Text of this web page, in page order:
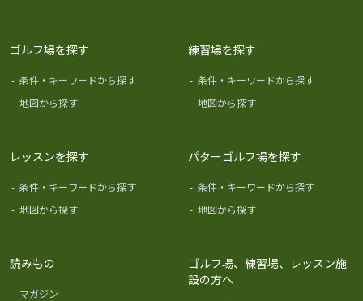
ゴルフ場を探す
- 条件・キーワードから探す
- 地図から探す
練習場を探す
- 条件・キーワードから探す
- 地図から探す
レッスンを探す
- 条件・キーワードから探す
- 地図から探す
パターゴルフ場を探す
- 条件・キーワードから探す
- 地図から探す
読みもの
- マガジン
ゴルフ場、練習場、レッスン施
設の方へ